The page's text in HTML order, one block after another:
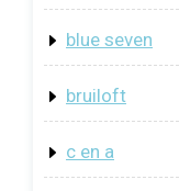
blue seven
bruiloft
c en a